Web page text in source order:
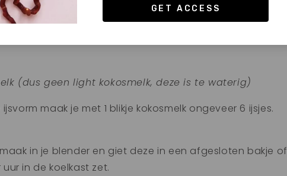
(dus geen light kokosmelk, deze is te waterig)
maak je met 1 blikje kokosmelk ongeveer 6 ijsjes.
in je blender en giet deze in een afgesloten bakje of
in de koelkast zet.